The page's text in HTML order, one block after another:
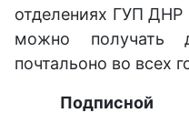
отделениях ГУП ДНР
можно
почтальоно во всех